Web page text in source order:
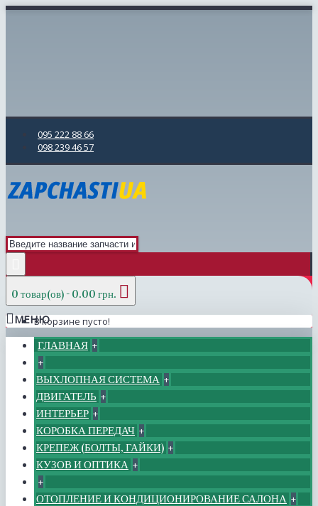
095 222 88 66
098 239 46 57
0 товар(ов) - 0.00 грн.
В корзине пусто!
МЕНЮ
ГЛАВНАЯ +
+
ВЫХЛОПНАЯ СИСТЕМА +
ДВИГАТЕЛЬ +
ИНТЕРЬЕР +
КОРОБКА ПЕРЕДАЧ +
КРЕПЕЖ (БОЛТЫ, ГАЙКИ) +
КУЗОВ И ОПТИКА +
+
ОТОПЛЕНИЕ И КОНДИЦИОНИРОВАНИЕ САЛОНА +